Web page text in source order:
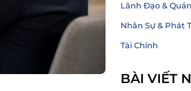
Lãnh Đạo &
Nhân Sự & Phát
Tài Chính
BÀI VIẾT